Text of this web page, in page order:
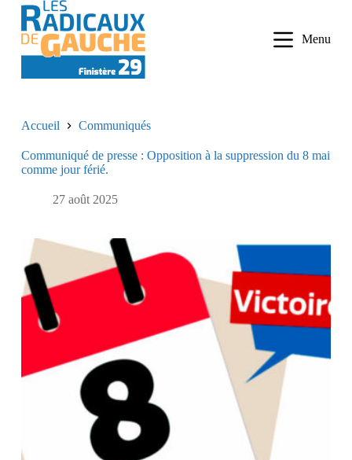
n
Menu
Accueil Communiqués
Communiqué de presse : Opposition à la suppression du 8 mai
comme jour férié.
27 août 2025